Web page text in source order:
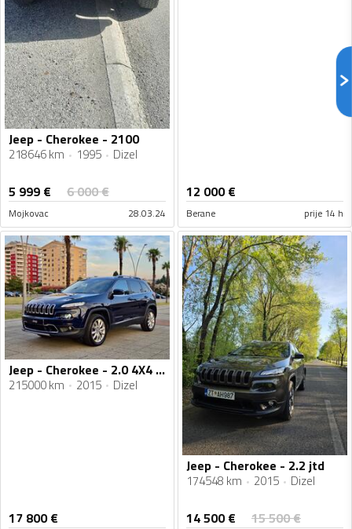
Jeep - Cherokee - 2100
218646 km 1995 Dizel
5 999 € 6 000€
Mojkovac 28.03.24
12 000€
Berane prije 14 h
Jeep - Cherokee - 2.0 4X4 Limited
215000 km 2015 Dizel
17 800€
Jeep - Cherokee - 2.2 jtd
174548 km 2015 Dizel
14 500€ 15 500€